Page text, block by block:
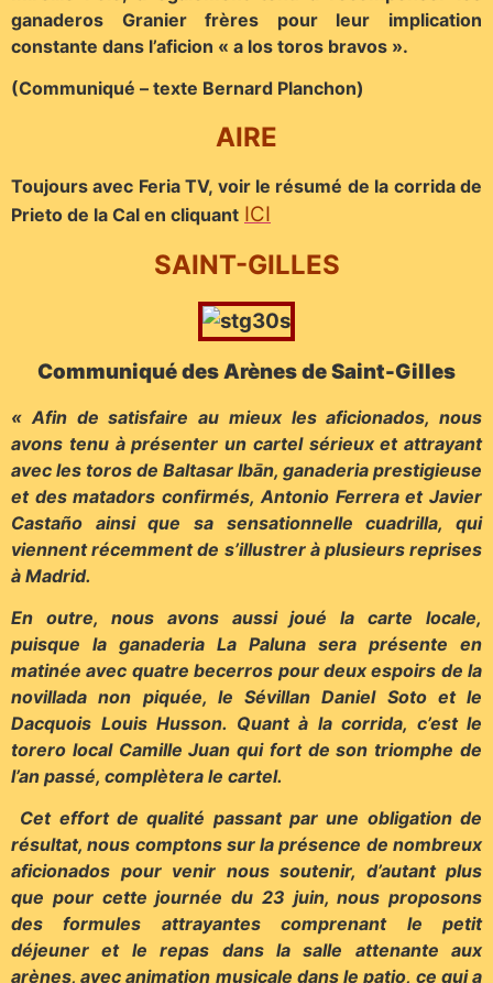
ganaderos Granier frères pour leur implication
constante dans l’aficion « a los toros bravos ».
(Communiqué – texte Bernard Planchon)
AIRE
Toujours avec Feria TV, voir le résumé de la corrida de
Prieto de la Cal en cliquant ICI
SAINT-GILLES
Communiqué des Arènes de Saint-Gilles
« Afin de satisfaire au mieux les aficionados, nous
avons tenu à présenter un cartel sérieux et attrayant
avec les toros de Baltasar Ibān, ganaderia prestigieuse
et des matadors confirmés, Antonio Ferrera et Javier
Castaño ainsi que sa sensationnelle cuadrilla, qui
viennent récemment de s’illustrer à plusieurs reprises
à Madrid.
En outre, nous avons aussi joué la carte locale,
puisque la ganaderia La Paluna sera présente en
matinée avec quatre becerros pour deux espoirs de la
novillada non piquée, le Sévillan Daniel Soto et le
Dacquois Louis Husson. Quant à la corrida, c’est le
torero local Camille Juan qui fort de son triomphe de
l’an passé, complètera le cartel.
Cet effort de qualité passant par une obligation de
résultat, nous comptons sur la présence de nombreux
aficionados pour venir nous soutenir, d’autant plus
que pour cette journée du 23 juin, nous proposons
des formules attrayantes comprenant le petit
déjeuner et le repas dans la salle attenante aux
arènes, avec animation musicale dans le patio, ce qui a